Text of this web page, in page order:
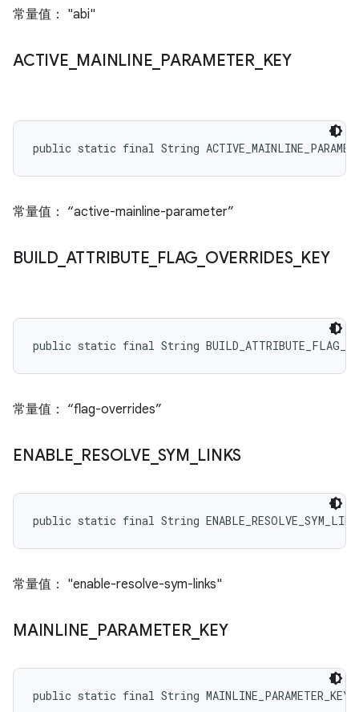
常量值： "abi"
ACTIVE MAINLINE PARAMETER_ KEY
public static final String
常量值： “active-mainline-parameter”
BUILD_ ATTRIBUTE FLAG OVERRIDES_ KEY
public static final String
常量值： “flag-overrides”
ENABLE RESOLVE _SYM LINKS
public static final String
常量值： "enable-resolve-sym-links"
MAINLINE PARAMETER_ KEY
public static final String MAINLINE_PARAMETER_KEY